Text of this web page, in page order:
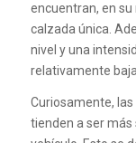
encuentran, en
calzada única.
nivel y una
relativamente
Curiosamente,
tienden a ser